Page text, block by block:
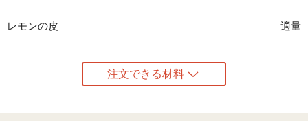
レモンの皮 適量
注文できる材料